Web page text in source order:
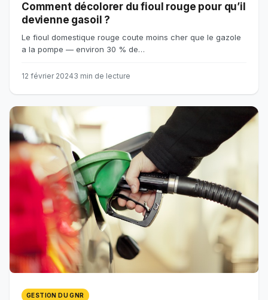
Comment décolorer du fioul rouge pour qu’il
devienne gasoil ?
Le fioul domestique rouge coute moins cher que le gazole
a la pompe — environ 30 % de…
12 février 20243 min de lecture
GESTION DU GNR